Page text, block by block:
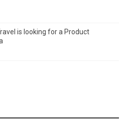
is looking for a Product